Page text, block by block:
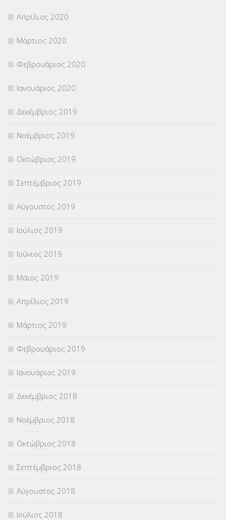
Απρίλιος 2020
Μάρτιος 2020
Φεβρουάριος 2020
Ιανουάριος 2020
Δεκέμβριος 2019
Νοέμβριος 2019
Οκτώβριος 2019
Σεπτέμβριος 2019
Αύγουστος 2019
Ιούλιος 2019
Ιούνιος 2019
Μάιος 2019
Απρίλιος 2019
Μάρτιος 2019
Φεβρουάριος 2019
Ιανουάριος 2019
Δεκέμβριος 2018
Νοέμβριος 2018
Οκτώβριος 2018
Σεπτέμβριος 2018
Αύγουστος 2018
Ιούλιος 2018